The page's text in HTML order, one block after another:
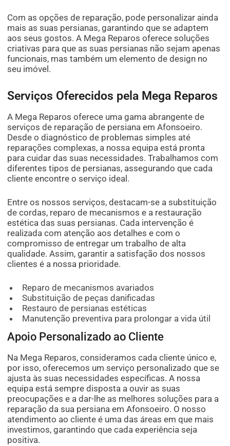
Com as opções de reparação, pode personalizar ainda
mais as suas persianas, garantindo que se adaptem
aos seus gostos. A Mega Reparos oferece soluções
criativas para que as suas persianas não sejam apenas
funcionais, mas também um elemento de design no
seu imóvel.
Serviços Oferecidos pela Mega Reparos
A Mega Reparos oferece uma gama abrangente de
serviços de reparação de persiana em Afonsoeiro.
Desde o diagnóstico de problemas simples até
reparações complexas, a nossa equipa está pronta
para cuidar das suas necessidades. Trabalhamos com
diferentes tipos de persianas, assegurando que cada
cliente encontre o serviço ideal.
Entre os nossos serviços, destacam-se a substituição
de cordas, reparo de mecanismos e a restauração
estética das suas persianas. Cada intervenção é
realizada com atenção aos detalhes e com o
compromisso de entregar um trabalho de alta
qualidade. Assim, garantir a satisfação dos nossos
clientes é a nossa prioridade.
Reparo de mecanismos avariados
Substituição de peças danificadas
Restauro de persianas estéticas
Manutenção preventiva para prolongar a vida útil
Apoio Personalizado ao Cliente
Na Mega Reparos, consideramos cada cliente único e,
por isso, oferecemos um serviço personalizado que se
ajusta às suas necessidades específicas. A nossa
equipa está sempre disposta a ouvir as suas
preocupações e a dar-lhe as melhores soluções para a
reparação da sua persiana em Afonsoeiro. O nosso
atendimento ao cliente é uma das áreas em que mais
investimos, garantindo que cada experiência seja
positiva.